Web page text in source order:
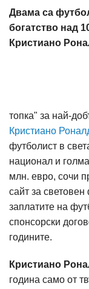
Двама са
богатство над
Кристиано
топка" за най-
Кристиано
футболист в
национал и
млн. евро, сочи
сайт за
заплатите на
спонсорски
годините.
Кристиано
година само от